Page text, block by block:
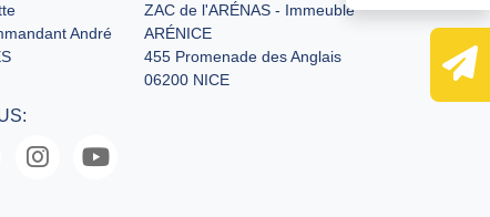
André
ZAC de l'ARÉNAS - Immeuble
ARÉNICE
455 Promenade des Anglais
06200 NICE